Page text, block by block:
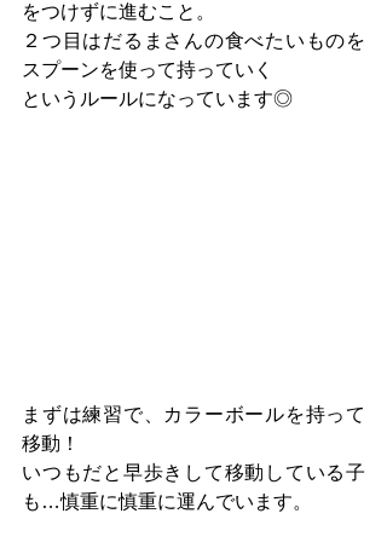
をつけずに進むこと。
２つ目はだるまさんの食べたいものを
スプーンを使って持っていく
というルールになっています◎
まずは練習で、カラーボールを持って
移動！
いつもだと早歩きして移動している子
も…慎重に慎重に運んでいます。